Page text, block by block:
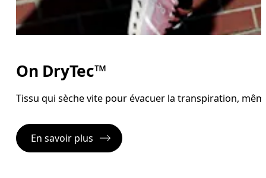
On DryTec™
Tissu qui sèche vite pour évacuer la transpiration,
En savoir plus